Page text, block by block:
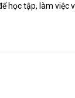
học tập, làm